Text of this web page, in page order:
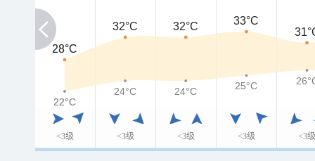
<3级 <3级 <3级 <3级 <3级
28°C
28°C
32°C 32°C
33°C
22°C
22°C
24°C 24°C 25°C